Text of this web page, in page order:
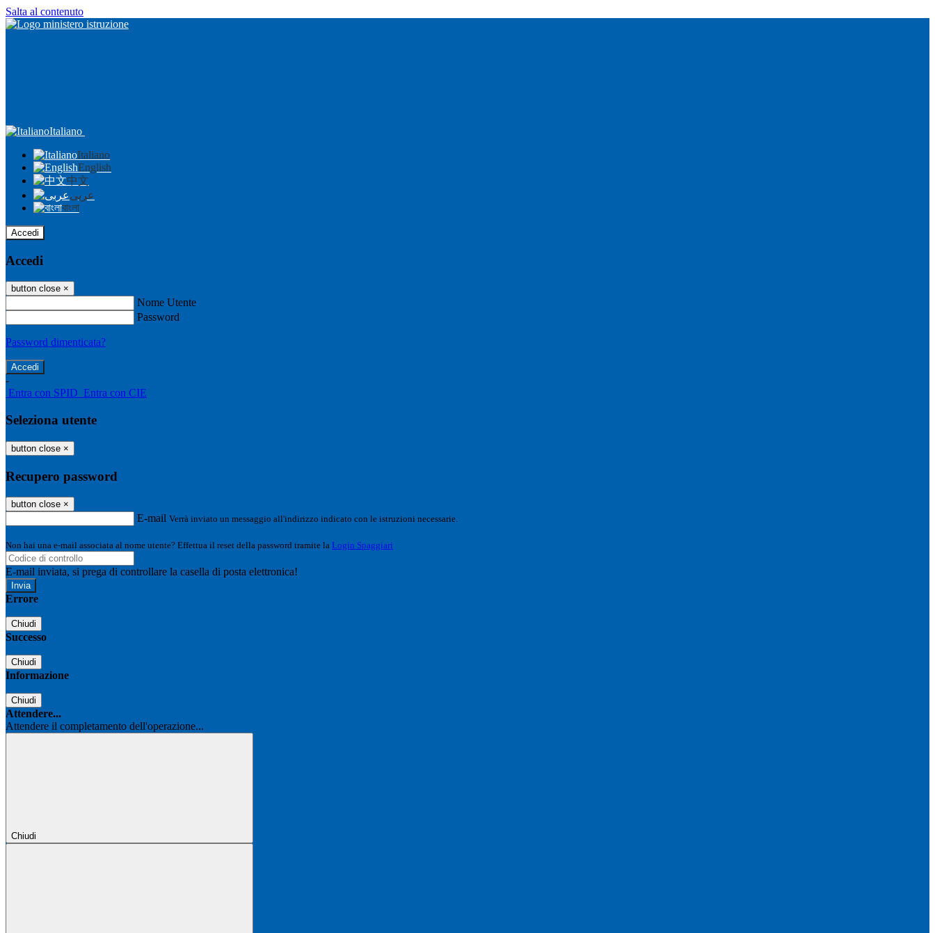
Salta al contenuto
Italiano
Italiano
English
中文
عربى
বাংলা
Accedi
Accedi
button close ×
Nome Utente
Password
Password dimenticata?
-
Entra con SPID Entra con CIE
Seleziona utente
button close ×
Recupero password
button close ×
E-mail Verrà inviato un messaggio all'indirizzo indicato con le istruzioni necessarie.
Non hai una e-mail associata al nome utente? Effettua il reset della password tramite la Login Spaggiari
E-mail inviata, si prega di controllare la casella di posta elettronica!
Errore
Chiudi
Successo
Chiudi
Informazione
Chiudi
Attendere...
Attendere il completamento dell'operazione...
Chiudi